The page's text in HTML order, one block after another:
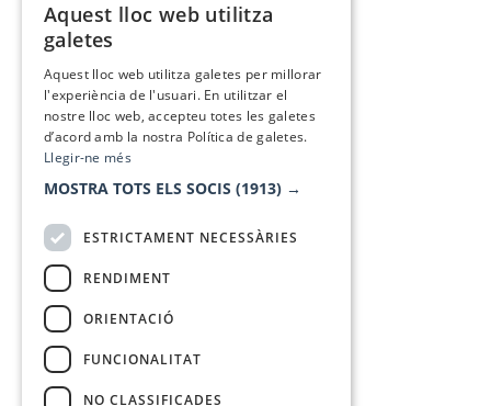
Aquest lloc web utilitza
galetes
Aquest lloc web utilitza galetes per millorar
l'experiència de l'usuari. En utilitzar el
nostre lloc web, accepteu totes les galetes
d’acord amb la nostra Política de galetes.
Llegir-ne més
MOSTRA TOTS ELS SOCIS (1913) →
ESTRICTAMENT NECESSÀRIES
RENDIMENT
ORIENTACIÓ
FUNCIONALITAT
NO CLASSIFICADES